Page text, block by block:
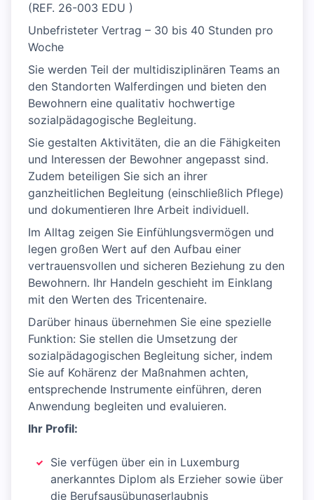
(REF. 26-003 EDU )
Unbefristeter Vertrag – 30 bis 40 Stunden pro
Woche
Sie werden Teil der multidisziplinären Teams an
den Standorten Walferdingen und bieten den
Bewohnern eine qualitativ hochwertige
sozialpädagogische Begleitung.
Sie gestalten Aktivitäten, die an die Fähigkeiten
und Interessen der Bewohner angepasst sind.
Zudem beteiligen Sie sich an ihrer
ganzheitlichen Begleitung (einschließlich Pflege)
und dokumentieren Ihre Arbeit individuell.
Im Alltag zeigen Sie Einfühlungsvermögen und
legen großen Wert auf den Aufbau einer
vertrauensvollen und sicheren Beziehung zu den
Bewohnern. Ihr Handeln geschieht im Einklang
mit den Werten des Tricentenaire.
Darüber hinaus übernehmen Sie eine spezielle
Funktion: Sie stellen die Umsetzung der
sozialpädagogischen Begleitung sicher, indem
Sie auf Kohärenz der Maßnahmen achten,
entsprechende Instrumente einführen, deren
Anwendung begleiten und evaluieren.
Ihr Profil:
Sie verfügen über ein in Luxemburg
anerkanntes Diplom als Erzieher sowie über
die Berufsausübungserlaubnis